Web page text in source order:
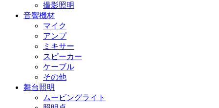
撮影照明
音響機材
マイク
アンプ
ミキサー
スピーカー
ケーブル
その他
舞台照明
ムービングライト